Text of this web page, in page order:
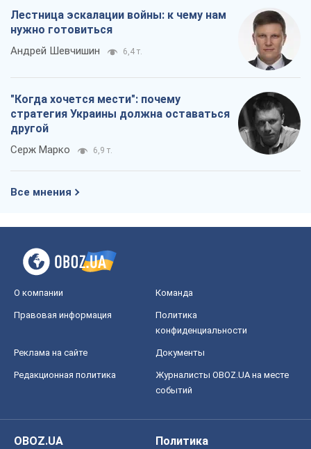
Лестница эскалации войны: к чему нам
нужно готовиться
Андрей Шевчишин 6,4 т.
"Когда хочется мести": почему
стратегия Украины должна оставаться
другой
Серж Марко 6,9 т.
Все мнения
О компании Команда
Правовая информация
Политика
конфиденциальности
Реклама на сайте Документы
Редакционная политика
Журналисты OBOZ.UA на месте
событий
OBOZ.UA
Политика